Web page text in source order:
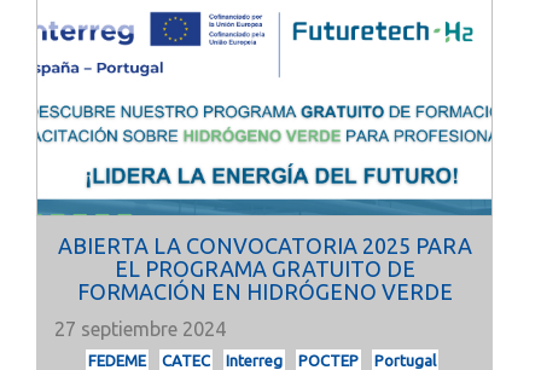
ABIERTA LA CONVOCATORIA 2025 PARA
EL PROGRAMA GRATUITO DE
FORMACIÓN EN HIDRÓGENO VERDE
27 septiembre 2024
FEDEME CATEC Interreg POCTEP
Portugal